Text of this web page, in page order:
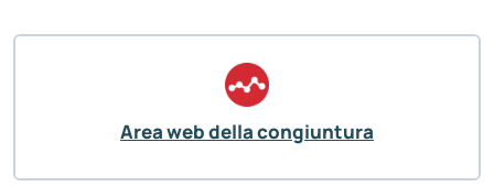
Area web della congiuntura